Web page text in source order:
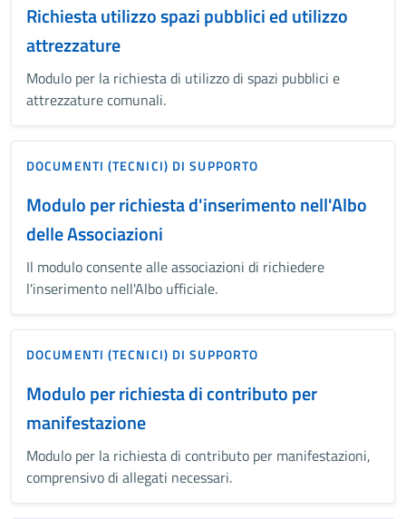
Richiesta utilizzo spazi pubblici ed utilizzo
attrezzature
Modulo per la richiesta di utilizzo di spazi pubblici e
attrezzature comunali.
DOCUMENTI (TECNICI) DI SUPPORTO
Modulo per richiesta d'inserimento nell'Albo
delle Associazioni
Il modulo consente alle associazioni di richiedere
l'inserimento nell'Albo ufficiale.
DOCUMENTI (TECNICI) DI SUPPORTO
Modulo per richiesta di contributo per
manifestazione
Modulo per la richiesta di contributo per manifestazioni,
comprensivo di allegati necessari.